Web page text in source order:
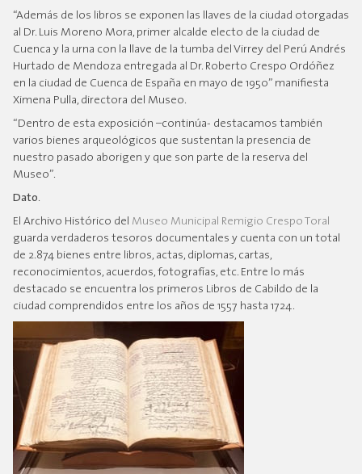
“Además de los libros se exponen las llaves de la ciudad otorgadas
al Dr. Luis Moreno Mora, primer alcalde electo de la ciudad de
Cuenca y la urna con la llave de la tumba del Virrey del Perú Andrés
Hurtado de Mendoza entregada al Dr. Roberto Crespo Ordóñez
en la ciudad de Cuenca de España en mayo de 1950” manifiesta
Ximena Pulla, directora del Museo.
“Dentro de esta exposición –continúa- destacamos también
varios bienes arqueológicos que sustentan la presencia de
nuestro pasado aborigen y que son parte de la reserva del
Museo”.
Dato.
El Archivo Histórico del Museo Municipal Remigio Crespo Toral
guarda verdaderos tesoros documentales y cuenta con un total
de 2.874 bienes entre libros, actas, diplomas, cartas,
reconocimientos, acuerdos, fotografías, etc. Entre lo más
destacado se encuentra los primeros Libros de Cabildo de la
ciudad comprendidos entre los años de 1557 hasta 1724.